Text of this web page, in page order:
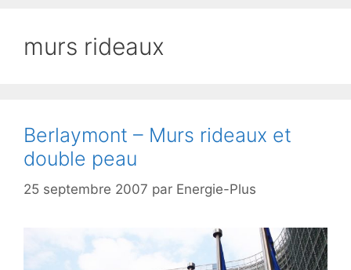
murs rideaux
Berlaymont – Murs rideaux et
double peau
25 septembre 2007 par Energie-Plus